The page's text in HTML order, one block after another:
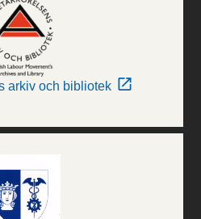
arkiv och bibliotek